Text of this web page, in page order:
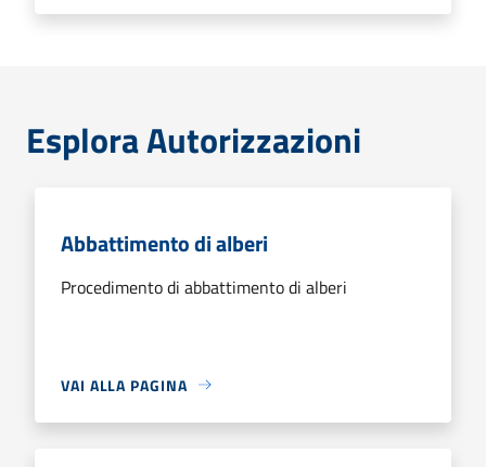
Esplora Autorizzazioni
Abbattimento di alberi
Procedimento di abbattimento di alberi
VAI ALLA PAGINA